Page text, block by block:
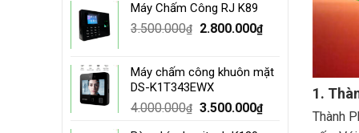
was:
1.500.000₫.1.250.000₫.
Máy Chấm Công RJ K89
3.500.000₫
Original
3.500.000₫.
2.800.000₫Current
2.800.000₫.
Máy chấm công khuôn mặt
DS-K1T343EWX
4.000.000₫ Original
3.500.000₫Current
1.
Thành